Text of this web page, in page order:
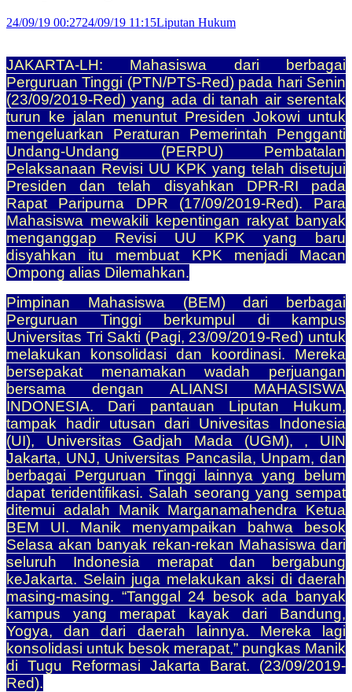
24/09/19 00:2724/09/19 11:15Liputan Hukum
JAKARTA-LH: Mahasiswa dari berbagai
Perguruan Tinggi (PTN/PTS-Red) pada hari Senin
(23/09/2019-Red) yang ada di tanah air serentak
turun ke jalan menuntut Presiden Jokowi untuk
mengeluarkan Peraturan Pemerintah Pengganti
Undang-Undang (PERPU) Pembatalan
Pelaksanaan Revisi UU KPK yang telah disetujui
Presiden dan telah disyahkan DPR-RI pada
Rapat Paripurna DPR (17/09/2019-Red). Para
Mahasiswa mewakili kepentingan rakyat banyak
menganggap Revisi UU KPK yang baru
disyahkan itu membuat KPK menjadi Macan
Ompong alias Dilemahkan.
Pimpinan Mahasiswa (BEM) dari berbagai
Perguruan Tinggi berkumpul di kampus
Universitas Tri Sakti (Pagi, 23/09/2019-Red) untuk
melakukan konsolidasi dan koordinasi. Mereka
bersepakat menamakan wadah perjuangan
bersama dengan ALIANSI MAHASISWA
INDONESIA. Dari pantauan Liputan Hukum,
tampak hadir utusan dari Univesitas Indonesia
(UI), Universitas Gadjah Mada (UGM), , UIN
Jakarta, UNJ, Universitas Pancasila, Unpam, dan
berbagai Perguruan Tinggi lainnya yang belum
dapat teridentifikasi. Salah seorang yang sempat
ditemui adalah Manik Marganamahendra Ketua
BEM UI. Manik menyampaikan bahwa besok
Selasa akan banyak rekan-rekan Mahasiswa dari
seluruh Indonesia merapat dan bergabung
keJakarta. Selain juga melakukan aksi di daerah
masing-masing. “Tanggal 24 besok ada banyak
kampus yang merapat kayak dari Bandung,
Yogya, dan dari daerah lainnya. Mereka lagi
konsolidasi untuk besok merapat,” pungkas Manik
di Tugu Reformasi Jakarta Barat. (23/09/2019-
Red).